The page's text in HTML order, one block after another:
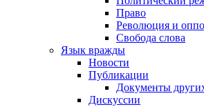
Право
Революция и
Свобода слова
Язык вражды
Новости
Публикации
Документы
Дискуссии